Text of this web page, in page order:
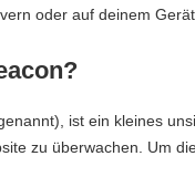
oder auf deinem
ist ein kleines
zu überwachen. Um